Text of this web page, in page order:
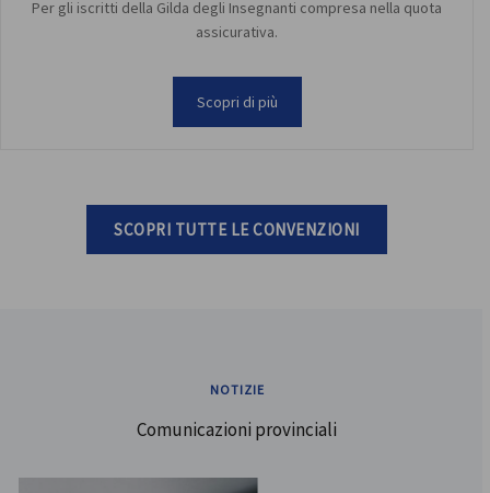
Per gli iscritti della Gilda degli Insegnanti compresa nella quota
assicurativa.
Scopri di più
SCOPRI TUTTE LE CONVENZIONI
NOTIZIE
Comunicazioni provinciali